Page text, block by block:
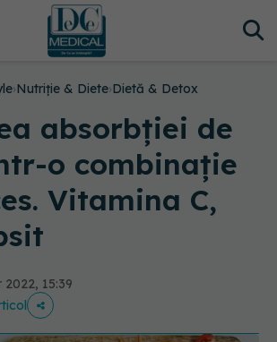
›Nutriție & Diete›Dietă & Detox
absorbției de
o combinație
Vitamina C,
15:39